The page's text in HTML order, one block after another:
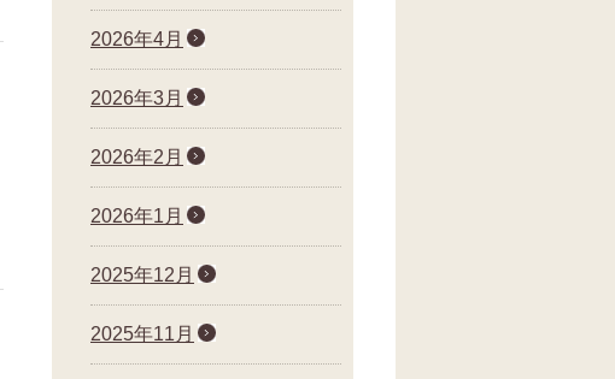
2026年4月
2026年3月
2026年2月
2026年1月
2025年12月
2025年11月